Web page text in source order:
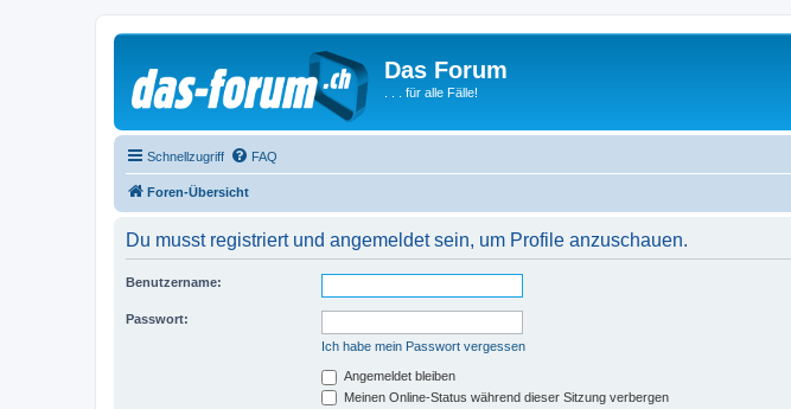
Das Forum
. . . für alle Fälle!
Schnellzugriff FAQ
Foren-Übersicht
Du musst registriert und angemeldet sein, um Profile anzuschauen.
Benutzername:
Passwort:
Ich habe mein Passwort vergessen
Angemeldet bleiben
Meinen Online-Status während dieser Sitzung verbergen